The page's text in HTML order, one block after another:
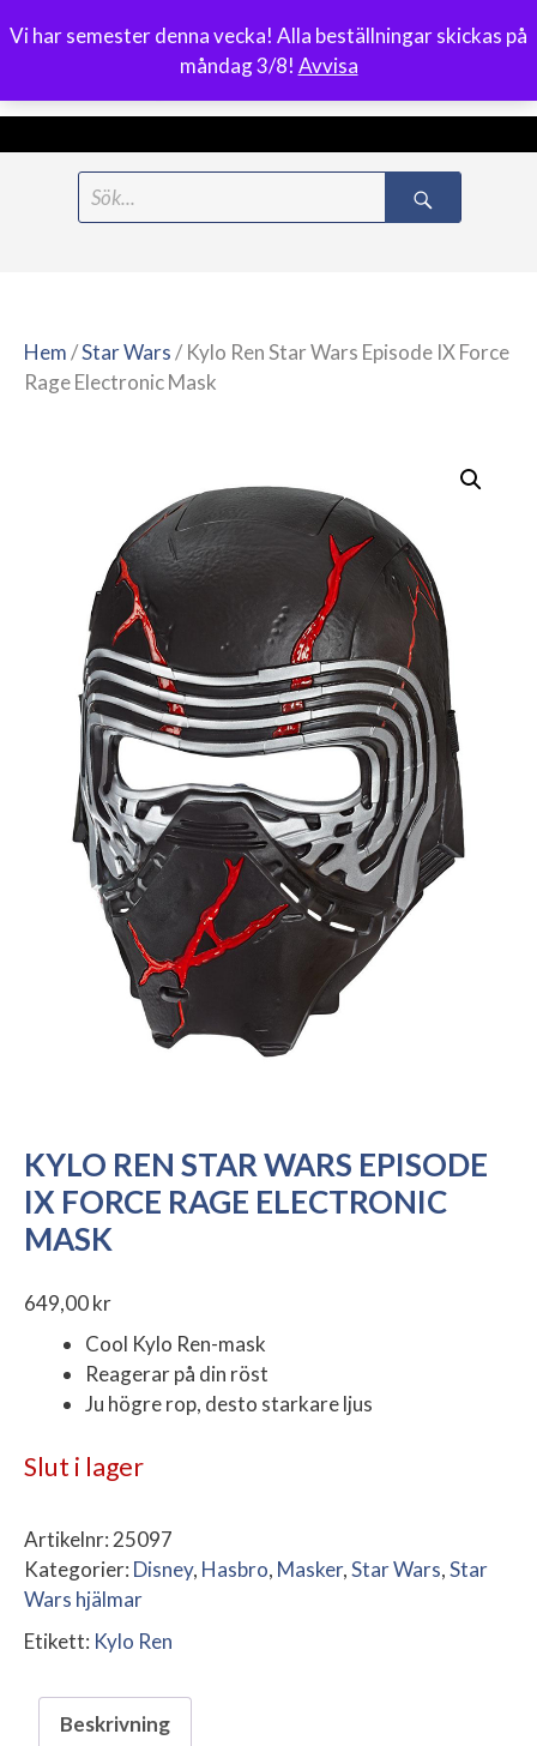
Vi har semester denna vecka! Alla beställningar skickas på
måndag 3/8! Avvisa
0
Meny
Hem/Star Wars/ Kylo Ren Star Wars Episode IX Force
Rage Electronic Mask
KYLO REN STAR WARS EPISODE
IX FORCE RAGE ELECTRONIC
MASK
649,00kr
Cool Kylo Ren-mask
Reagerar på din röst
Ju högre rop, desto starkare ljus
Slut i lager
Artikelnr: 25097
Kategorier: Disney, Hasbro, Masker,Star Wars,Star
Wars hjälmar
Etikett: Kylo Ren
Beskrivning